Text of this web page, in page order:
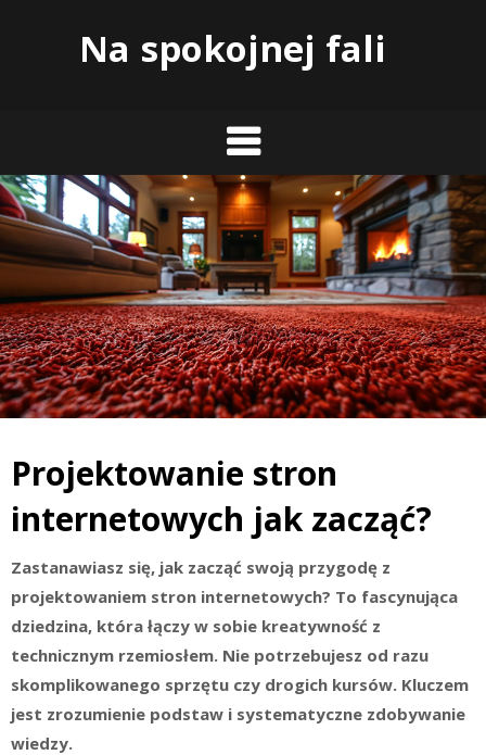
Na spokojnej fali
Projektowanie stron
internetowych jak zacząć?
Zastanawiasz się, jak zacząć swoją przygodę z
projektowaniem stron internetowych? To fascynująca
dziedzina, która łączy w sobie kreatywność z
technicznym rzemiosłem. Nie potrzebujesz od razu
skomplikowanego sprzętu czy drogich kursów. Kluczem
jest zrozumienie podstaw i systematyczne zdobywanie
wiedzy.